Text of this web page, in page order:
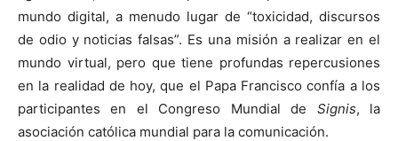
mundo digital, a menudo lugar de “toxicidad, discursos
de odio y noticias falsas”. Es una misión a realizar en el
mundo virtual, pero que tiene profundas repercusiones
en la realidad de hoy, que el Papa Francisco confía a los
participantes en el Congreso Mundial de Signis, la
asociación católica mundial para la comunicación.